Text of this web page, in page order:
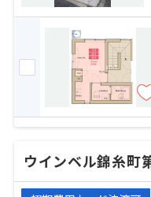
ウインベル錦糸町